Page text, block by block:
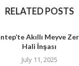
RELATED POSTS
Akıllı Meyve
Hali İnşası
July 11, 2025